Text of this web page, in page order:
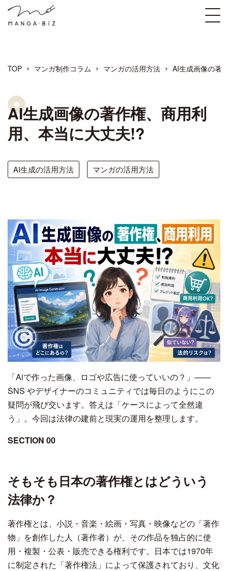
TOP › マンガ制作コラム › マンガの活用方法 › AI生成画像の著
AI生成画像の著作権、商用利
用、本当に大丈夫!?
AI生成の活用方法 マンガの活用方法
「Aiで作った画像、ロゴや広告に使っていいの？」——
SNS やデザイナーのコミュニティでは毎日のようにこの
疑問が飛び交います。答えは「ケースによって全然違
う」。今回は法律の建前と現実の運用を整理します。
SECTION 00
そもそも日本の著作権とはどういう
法律か？
著作権とは、小説・音楽・絵画・写真・映像などの「著作
物」を創作した人（著作者）が、その作品を独占的に使
用・複製・公表・販売できる権利です。日本では1970年
に制定された「著作権法」によって保護されており、文化